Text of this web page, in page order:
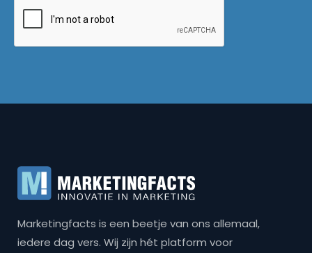
Marketingfacts is een beetje van ons allemaal,
iedere dag vers. Wij zijn hét platform voor